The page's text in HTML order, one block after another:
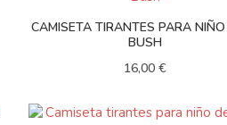
CAMISETA TIRANTES PARA
BUSH
16,00 €